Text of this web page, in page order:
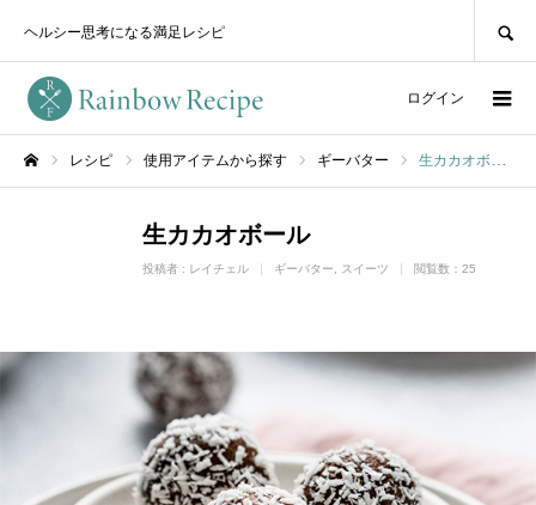
ヘルシー思考になる満足レシピ
ログイン
レシピ 使用アイテムから探す ギーバター 生カカオボール
生カカオボール
投稿者 : レイチェル ギーバター スイーツ 閲覧数：25